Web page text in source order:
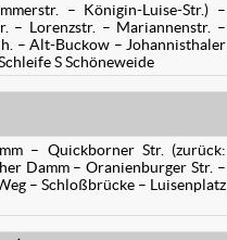
– Königin-Luise-Str.) –
– Lorenzstr. – Mariannenstr. –
– Alt-Buckow – Johannisthaler
S Schöneweide
– Quickborner Str. (zurück:
Damm – Oranienburger Str. –
– Schloßbrücke – Luisenplatz